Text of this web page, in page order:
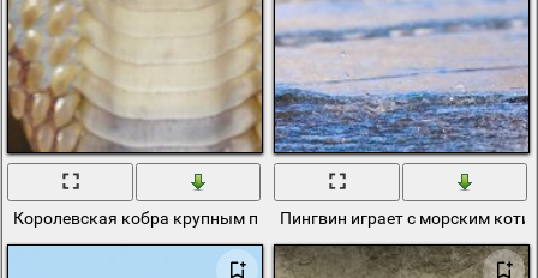
Королевская кобра крупным планомПингвин играет с морским